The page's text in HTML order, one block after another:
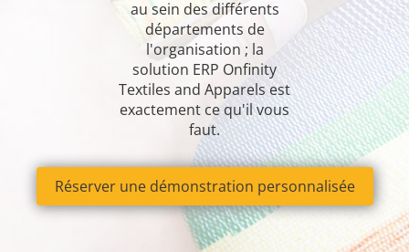
au sein des différents
départements de
l'organisation ; la
solution ERP Onfinity
Textiles and Apparels est
exactement ce qu'il vous
faut.
Réserver une démonstration personnalisée